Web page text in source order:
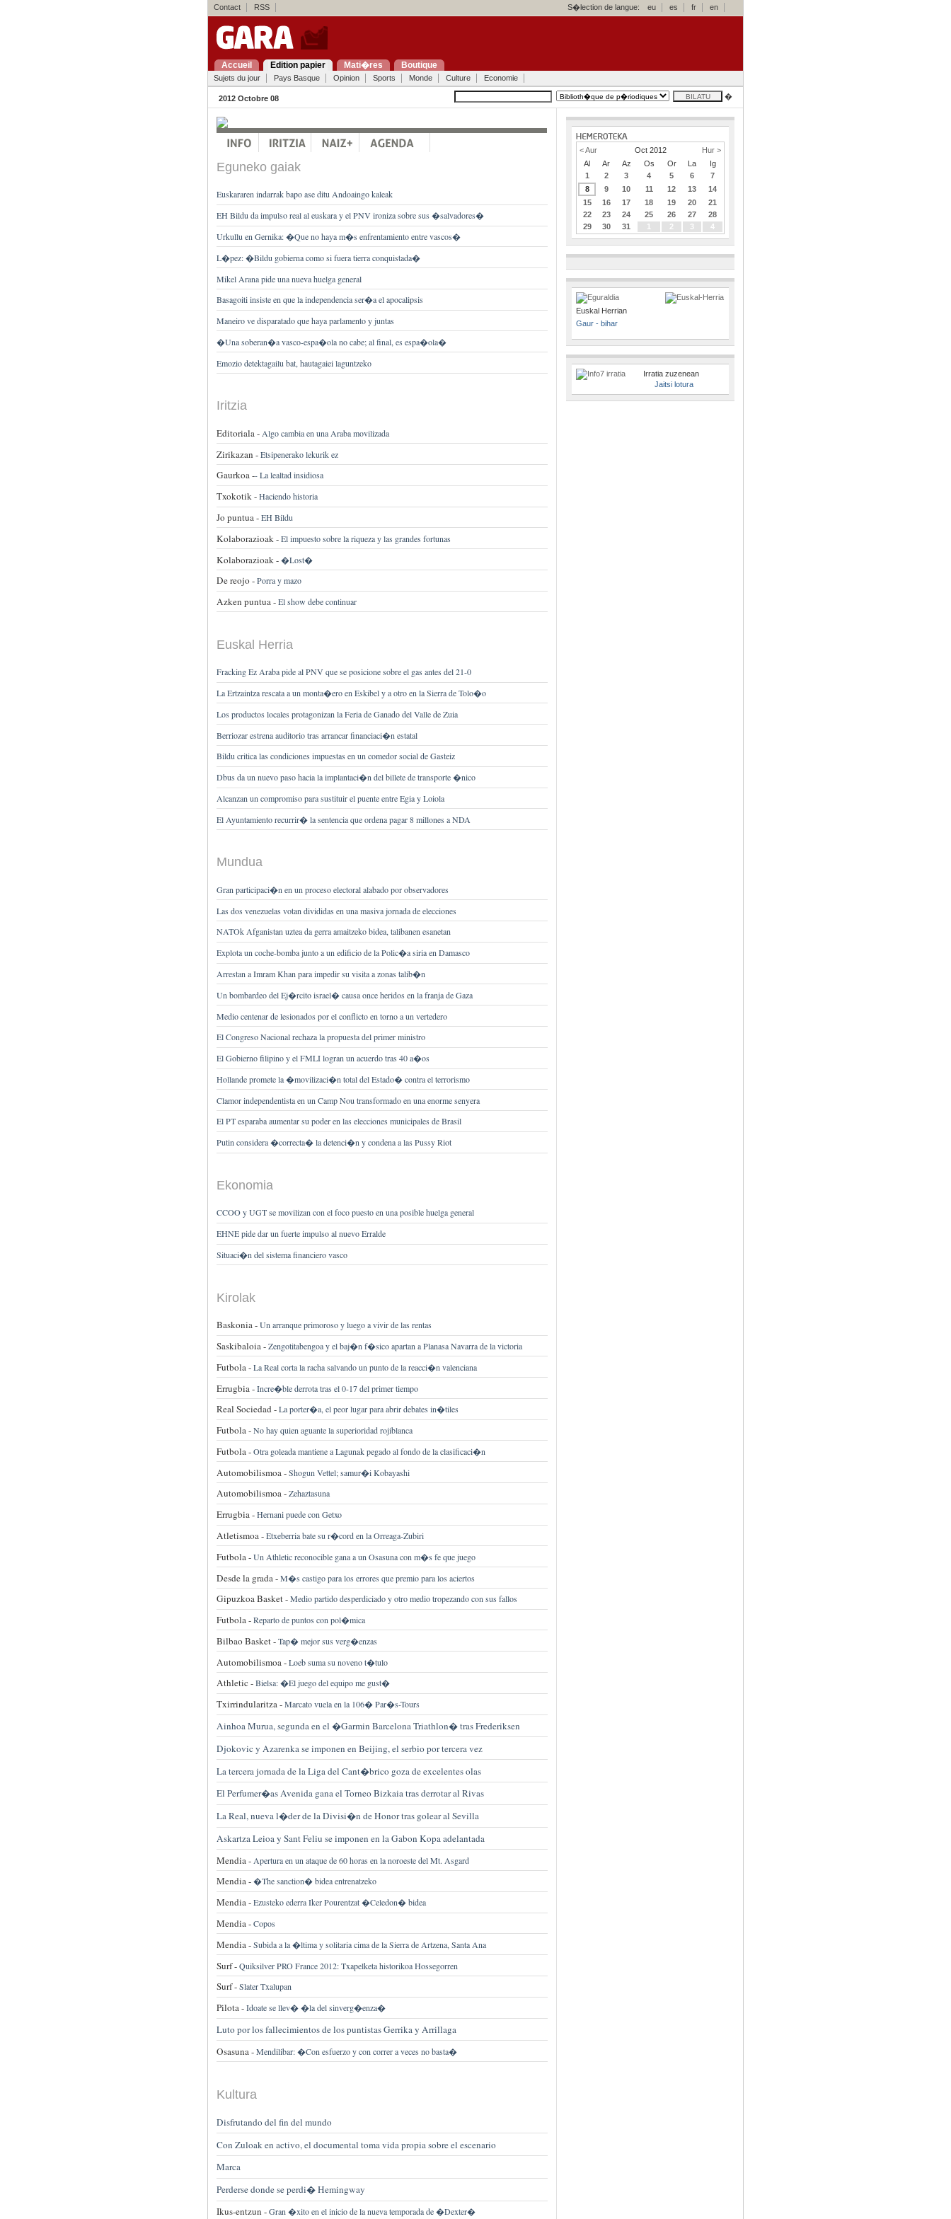
Contact RSS S�lection de langue: eu es fr en
Accueil Edition papier Mati�res Boutique
Sujets du jour Pays Basque Opinion Sports Monde Culture Economie
2012 Octobre 08 �
Eguneko gaiak
Euskararen indarrak bapo ase ditu Andoaingo kaleak
EH Bildu da impulso real al euskara y el PNV ironiza sobre sus �salvadores�
Urkullu en Gernika: �Que no haya m�s enfrentamiento entre vascos�
L�pez: �Bildu gobierna como si fuera tierra conquistada�
Mikel Arana pide una nueva huelga general
Basagoiti insiste en que la independencia ser�a el apocalipsis
Maneiro ve disparatado que haya parlamento y juntas
�Una soberan�a vasco-espa�ola no cabe; al final, es espa�ola�
Emozio detektagailu bat, hautagaiei laguntzeko
Iritzia
Editoriala - Algo cambia en una Araba movilizada
Zirikazan -Etsipenerako lekurik ez
Gaurkoa --La lealtad insidiosa
Txokotik -Haciendo historia
Jo puntua -EH Bildu
Kolaborazioak -El impuesto sobre la riqueza y las grandes fortunas
Kolaborazioak -�Lost�
De reojo -Porra y mazo
Azken puntua -El show debe continuar
Euskal Herria
Fracking Ez Araba pide al PNV que se posicione sobre el gas antes del 21-0
La Ertzaintza rescata a un monta�ero en Eskibel y a otro en la Sierra de Tolo�o
Los productos locales protagonizan la Feria de Ganado del Valle de Zuia
Berriozar estrena auditorio tras arrancar financiaci�n estatal
Bildu critica las condiciones impuestas en un comedor social de Gasteiz
Dbus da un nuevo paso hacia la implantaci�n del billete de transporte �nico
Alcanzan un compromiso para sustituir el puente entre Egia y Loiola
El Ayuntamiento recurrir� la sentencia que ordena pagar 8 millones a NDA
Mundua
Gran participaci�n en un proceso electoral alabado por observadores
Las dos venezuelas votan divididas en una masiva jornada de elecciones
NATOk Afganistan uztea da gerra amaitzeko bidea, talibanen esanetan
Explota un coche-bomba junto a un edificio de la Polic�a siria en Damasco
Arrestan a Imram Khan para impedir su visita a zonas talib�n
Un bombardeo del Ej�rcito israel� causa once heridos en la franja de Gaza
Medio centenar de lesionados por el conflicto en torno a un vertedero
El Congreso Nacional rechaza la propuesta del primer ministro
El Gobierno filipino y el FMLI logran un acuerdo tras 40 a�os
Hollande promete la �movilizaci�n total del Estado� contra el terrorismo
Clamor independentista en un Camp Nou transformado en una enorme senyera
El PT esparaba aumentar su poder en las elecciones municipales de Brasil
Putin considera �correcta� la detenci�n y condena a las Pussy Riot
Ekonomia
CCOO y UGT se movilizan con el foco puesto en una posible huelga general
EHNE pide dar un fuerte impulso al nuevo Erralde
Situaci�n del sistema financiero vasco
Kirolak
Baskonia -Un arranque primoroso y luego a vivir de las rentas
Saskibaloia -Zengotitabengoa y el baj�n f�sico apartan a Planasa Navarra de la victoria
Futbola -La Real corta la racha salvando un punto de la reacci�n valenciana
Errugbia -Incre�ble derrota tras el 0-17 del primer tiempo
Real Sociedad -La porter�a, el peor lugar para abrir debates in�tiles
Futbola -No hay quien aguante la superioridad rojiblanca
Futbola -Otra goleada mantiene a Lagunak pegado al fondo de la clasificaci�n
Automobilismoa -Shogun Vettel; samur�i Kobayashi
Automobilismoa -Zehaztasuna
Errugbia -Hernani puede con Getxo
Atletismoa -Etxeberria bate su r�cord en la Orreaga-Zubiri
Futbola -Un Athletic reconocible gana a un Osasuna con m�s fe que juego
Desde la grada -M�s castigo para los errores que premio para los aciertos
Gipuzkoa Basket -Medio partido desperdiciado y otro medio tropezando con sus fallos
Futbola -Reparto de puntos con pol�mica
Bilbao Basket -Tap� mejor sus verg�enzas
Automobilismoa -Loeb suma su noveno t�tulo
Athletic -Bielsa: �El juego del equipo me gust�
Txirrindularitza -Marcato vuela en la 106� Par�s-Tours
Ainhoa Murua, segunda en el �Garmin Barcelona Triathlon� tras Frederiksen
Djokovic y Azarenka se imponen en Beijing, el serbio por tercera vez
La tercera jornada de la Liga del Cant�brico goza de excelentes olas
El Perfumer�as Avenida gana el Torneo Bizkaia tras derrotar al Rivas
La Real, nueva l�der de la Divisi�n de Honor tras golear al Sevilla
Askartza Leioa y Sant Feliu se imponen en la Gabon Kopa adelantada
Mendia - Apertura en un ataque de 60 horas en la noroeste del Mt. Asgard
Mendia -�The sanction� bidea entrenatzeko
Mendia -Ezusteko ederra Iker Pourentzat �Celedon� bidea
Mendia -Copos
Mendia -Subida a la �ltima y solitaria cima de la Sierra de Artzena, Santa Ana
Surf -Quiksilver PRO France 2012: Txapelketa historikoa Hossegorren
Surf -Slater Txalupan
Pilota -Idoate se llev� �la del sinverg�enza�
Luto por los fallecimientos de los puntistas Gerrika y Arrillaga
Osasuna -Mendilibar: �Con esfuerzo y con correr a veces no basta�
Kultura
Disfrutando del fin del mundo
Con Zuloak en activo, el documental toma vida propia sobre el escenario
Marca
Perderse donde se perdi� Hemingway
Ikus-entzun -Gran �xito en el inicio de la nueva temporada de �Dexter�
< Aur Oct 2012
Hur >
Al
Ar Az Os Or La
Ig
1
2 3 4 5 6
7
8
9 10 11 12 13
14
15
16 17 18 19 20
21
22
23 24 25 26 27
28
29
30 31 1 2 3 4
Euskal Herrian
Gaur - bihar
Irratia zuzenean
Jaitsi lotura